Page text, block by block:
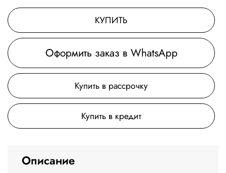
КУПИТЬ
Оформить заказ в WhatsApp
Купить в рассрочку
Купить в кредит
Описание